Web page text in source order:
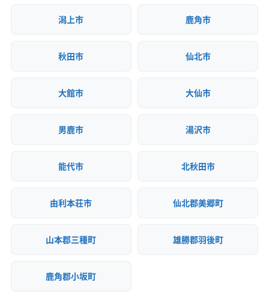
サイトをご確認ください。
廃棄物処理と分別ルール
処理できず、秋田市方面まで長距離運搬が必要
高になる点に注意しなくてはなりません。
（事業活動で出るごみ）が厳しく区別されています。
顧客対
潟上市 鹿角市
秋田市 仙北市
大館市 大仙市
男鹿市 湯沢市
能代市 北秋田市
由利本荘市 仙北郡美郷町
山本郡三種町 雄勝郡羽後町
鹿角郡小坂町